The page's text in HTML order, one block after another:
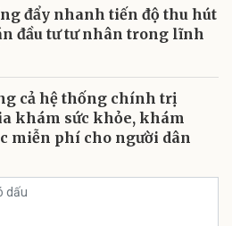
đẩy nhanh tiến độ thu hút
đầu tư tư nhân trong lĩnh
cả hệ thống chính trị
khám sức khỏe, khám
miễn phí cho người dân